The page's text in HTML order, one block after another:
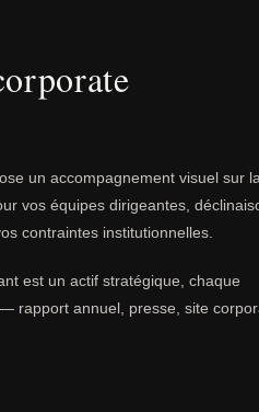
un accompagnement visuel sur
vos équipes dirigeantes,
contraintes institutionnelles.
est un actif stratégique, chaque
rapport annuel, presse, site